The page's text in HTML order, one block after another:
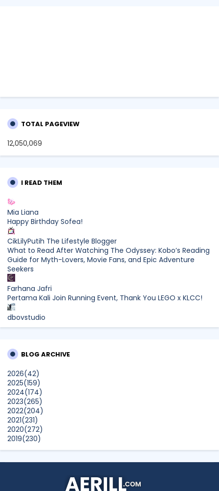
TOTAL PAGEVIEW
12,050,069
I READ THEM
Mia Liana
Happy Birthday Sofea!
CikLilyPutih The Lifestyle Blogger
What to Read After Watching The Odyssey: Kobo’s Reading
Guide for Myth-Lovers, Movie Fans, and Epic Adventure
Seekers
Farhana Jafri
Pertama Kali Join Running Event, Thank You LEGO x KLCC!
dboystudio
What to Read After Watching The Odyssey: Kobo’s Reading
Hadiah Comel Ini Bakal Ceriakan Anak-Anak Yatim
Payasum Ahad Ini
Show All
BLOG ARCHIVE
2026(42)
2025(159)
2024(174)
2023(265)
2022(204)
2021(231)
2020(272)
2019(230)
2018(496)